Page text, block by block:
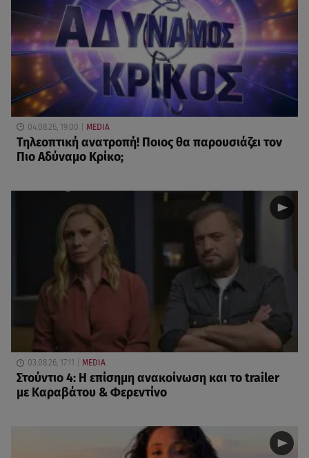
04.08.26, 19:00 MEDIA
Τηλεοπτική ανατροπή! Ποιος θα παρουσιάζει τον
Πιο Αδύναμο Κρίκο;
03.08.26, 17:11 MEDIA
Στούντιο 4: Η επίσημη ανακοίνωση και το trailer
με Καραβάτου & Φερεντίνο